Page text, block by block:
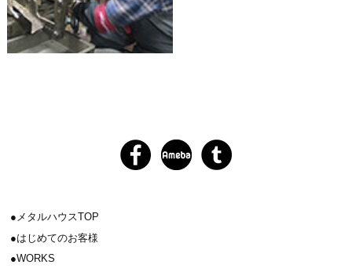
メタルハウスTOP
はじめてのお客様
WORKS